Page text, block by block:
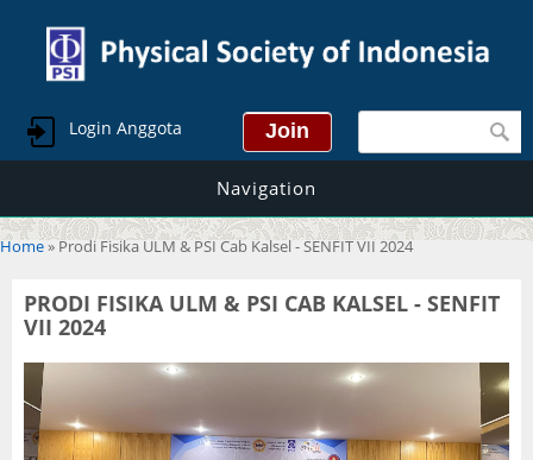
Login Anggota Search form
Navigation
You are here
Home» Prodi Fisika ULM & PSI Cab Kalsel - SENFIT VII 2024
PRODI FISIKA ULM & PSI CAB KALSEL - SENFIT
VII 2024